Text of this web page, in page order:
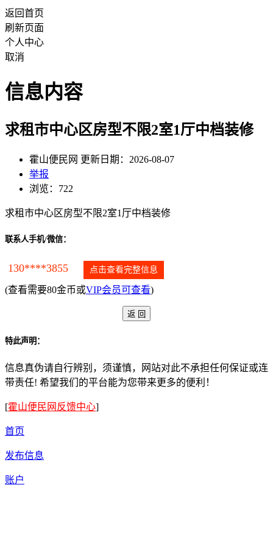
返回首页
刷新页面
个人中心
取消
信息内容
求租市中心区房型不限2室1厅中档装修
霍山便民网 更新日期：2026-08-07
举报
浏览：722
求租市中心区房型不限2室1厅中档装修
联系人手机/微信：
130****3855 点击查看完整信息
(查看需要80金币或VIP会员可查看)
特此声明：
信息真伪请自行辨别，须谨慎，网站对此不承担任何保证或连
带责任! 希望我们的平台能为您带来更多的便利！
[霍山便民网反馈中心]
首页
发布信息
账户